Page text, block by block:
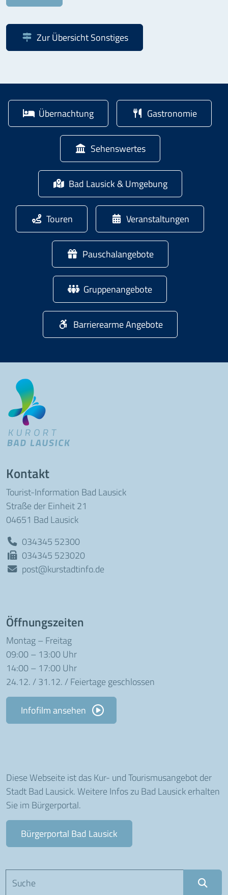
Zur ÜbersichtSonstiges
Übernachtung Gastronomie
Sehenswertes
Bad Lausick & Umgebung
Touren Veranstaltungen
Pauschalangebote
Gruppenangebote
Barrierearme Angebote
Kontakt
Tourist-Information Bad Lausick
Straße der Einheit 21
04651 Bad Lausick
034345 52300
034345 523020
post@kurstadtinfo.de
Öffnungszeiten
Montag – Freitag
09:00 – 13:00 Uhr
14:00 – 17:00 Uhr
24.12. / 31.12. / Feiertage geschlossen
Infofilm ansehen
Diese Webseite ist das Kur- und Tourismusangebot der
Stadt Bad Lausick. Weitere Infos zu Bad Lausick erhalten
Sie im Bürgerportal.
Bürgerportal Bad Lausick